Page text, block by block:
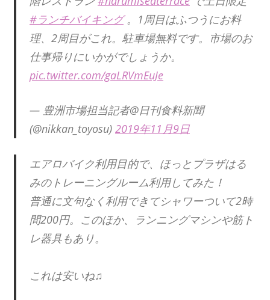
#ランチバイキング。1周目はふつうにお料
理、2周目がこれ。駐車場無料です。市場のお
仕事帰りにいかがでしょうか。
pic.twitter.com/gaLRVmEuJe
— 豊洲市場担当記者@日刊食料新聞
(@nikkan_toyosu) 2019年11月9日
エアロバイク利用目的で、ほっとプラザはる
みのトレーニングルーム利用してみた！
普通に文句なく利用できてシャワーついて2時
間200円。このほか、ランニングマシンや筋ト
レ器具もあり。
これは安いね♫